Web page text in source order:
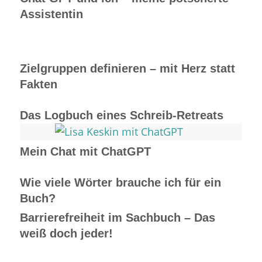
Assistentin
Zielgruppen definieren – mit Herz statt
Fakten
Das Logbuch eines Schreib-Retreats
Mein Chat mit ChatGPT
Wie viele Wörter brauche ich für ein
Buch?
Barrierefreiheit im Sachbuch – Das
weiß doch jeder!